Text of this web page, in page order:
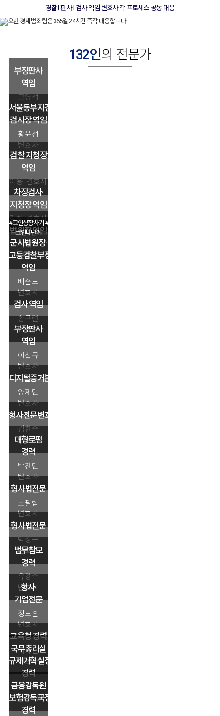
경찰 l 판사 l 검사 역임 변호사 각 프로세스 공동 대응
132인의 전문가
부장판사
역임
고영석
변호사
서울동부지검
검사장 역임
황윤성
변호사
검찰 지청장
역임
이용 변호사
차장검사·
지청장 역임
김창 변호사
법원장 역임
이태수
변호사
#코인상장사기 #
코인다단계
군사법원장·
고등검찰부장
역임
배순도
변호사
검사 역임
황규련
변호사
부장판사
역임
이철규
변호사
디지털증거분석센터장
양제민
변호사
형사전문변호사
김한솔
변호사
대형로펌
경력
박찬민
변호사
형사법전문
노필립
변호사
형사법전문
박정구
변호사
법무참모
경력
유경수
변호사
형사·
기업전문
정도훈
변호사
교육청 경력
이지은
변호사
국무총리실
규제개혁실장
경력
강은봉
전문위원
금융감독원
보험감독국장
경력